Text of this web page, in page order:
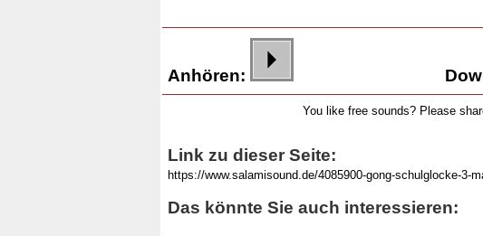
Anhören:
You like free sounds? Please
Link zu dieser Seite:
Das könnte Sie auch interessieren: